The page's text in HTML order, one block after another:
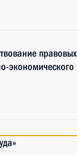
правовых
экономического